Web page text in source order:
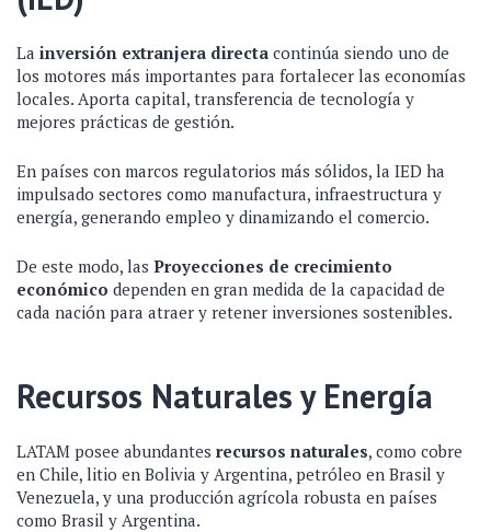
La inversión extranjera directa continúa siendo uno de
los motores más importantes para fortalecer las economías
locales. Aporta capital, transferencia de tecnología y
mejores prácticas de gestión.
En países con marcos regulatorios más sólidos, la IED ha
impulsado sectores como manufactura, infraestructura y
energía, generando empleo y dinamizando el comercio.
De este modo, las Proyecciones de crecimiento
económico dependen en gran medida de la capacidad de
cada nación para atraer y retener inversiones sostenibles.
Recursos Naturales y Energía
LATAM posee abundantes recursos naturales, como cobre
en Chile, litio en Bolivia y Argentina, petróleo en Brasil y
Venezuela, y una producción agrícola robusta en países
como Brasil y Argentina.